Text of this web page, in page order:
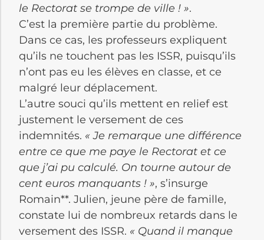
le Rectorat se trompe de ville ! ».
C’est la première partie du problème.
Dans ce cas, les professeurs expliquent
qu’ils ne touchent pas les ISSR, puisqu’ils
n’ont pas eu les élèves en classe, et ce
malgré leur déplacement.
L’autre souci qu’ils mettent en relief est
justement le versement de ces
indemnités. « Je remarque une différence
entre ce que me paye le Rectorat et ce
que j’ai pu calculé. On tourne autour de
cent euros manquants ! », s’insurge
Romain**. Julien, jeune père de famille,
constate lui de nombreux retards dans le
versement des ISSR. « Quand il manque